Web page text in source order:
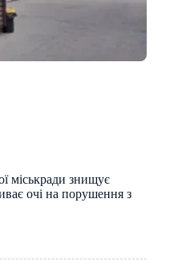
міськради знищує
очі на порушення з